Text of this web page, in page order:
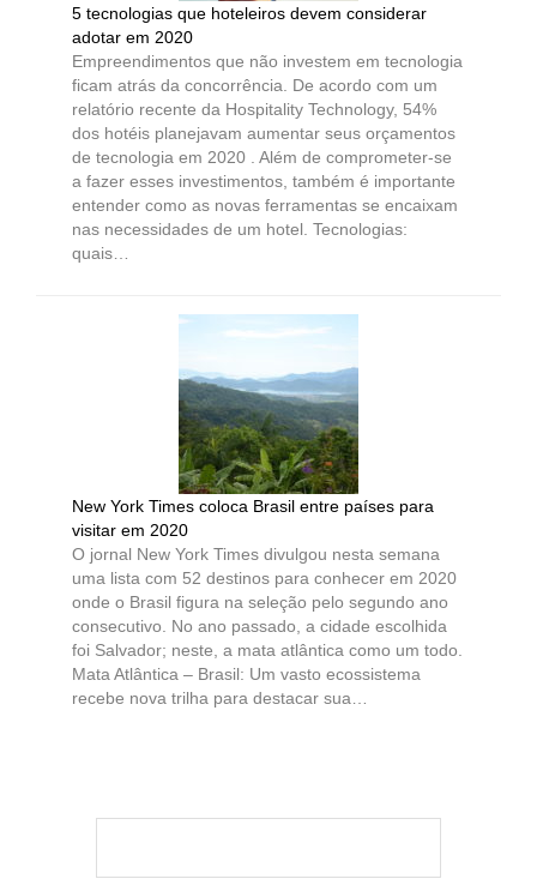
5 tecnologias que hoteleiros devem considerar
adotar em 2020
Empreendimentos que não investem em tecnologia
ficam atrás da concorrência. De acordo com um
relatório recente da Hospitality Technology, 54%
dos hotéis planejavam aumentar seus orçamentos
de tecnologia em 2020 . Além de comprometer-se
a fazer esses investimentos, também é importante
entender como as novas ferramentas se encaixam
nas necessidades de um hotel. Tecnologias:
quais…
New York Times coloca Brasil entre países para
visitar em 2020
O jornal New York Times divulgou nesta semana
uma lista com 52 destinos para conhecer em 2020
onde o Brasil figura na seleção pelo segundo ano
consecutivo. No ano passado, a cidade escolhida
foi Salvador; neste, a mata atlântica como um todo.
Mata Atlântica – Brasil: Um vasto ecossistema
recebe nova trilha para destacar sua…